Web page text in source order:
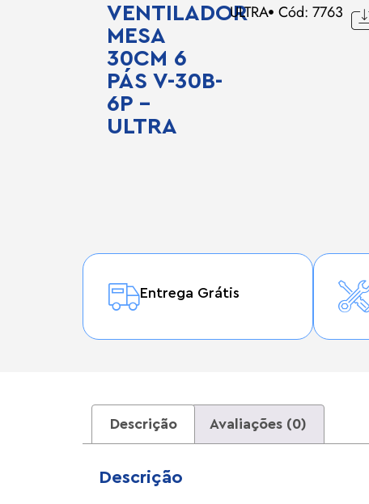
VENTILADOR
MESA
30CM 6
PÁS V-30B-
6P –
ULTRA
ULTRA Cód: 7763
Entrega Grátis
Descrição Avaliações (0)
Descrição